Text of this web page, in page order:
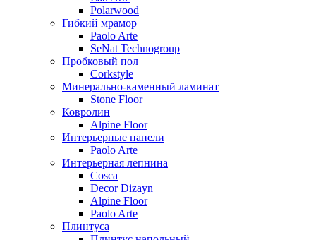
Polarwood
Гибкий мрамор
Paolo Arte
SeNat Technogroup
Пробковый пол
Corkstyle
Минерально-каменный ламинат
Stone Floor
Ковролин
Alpine Floor
Интерьерные панели
Paolo Arte
Интерьерная лепнина
Cosca
Decor Dizayn
Alpine Floor
Paolo Arte
Плинтуса